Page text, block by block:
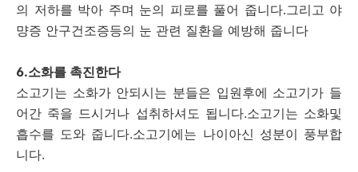
의 저하를 박아 주며 눈의 피로를 풀어 줍니다.그리고 야
먕증 안구건조증등의 눈 관련 질환을 예방해 줍니다
6.소화를 촉진한다
소고기는 소화가 안되시는 분들은 입원후에 소고기가 들
어간 죽을 드시거나 섭취하셔도 됩니다.소고기는 소화및
흡수를 도와 줍니다.소고기에는 나이아신 성분이 풍부합
니다.